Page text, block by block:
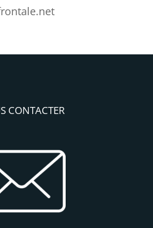
CONTACTER